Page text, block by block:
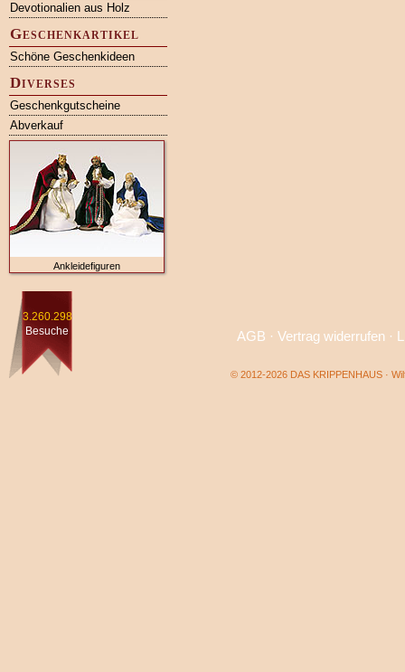
Devotionalien aus Holz
Geschenkartikel
Schöne Geschenkideen
Diverses
Geschenkgutscheine
Abverkauf
Ankleidefiguren
3.260.298
Besuche
AGB · Vertrag widerrufen·
© 2012-2026 DAS KRIPPENHAUS ·